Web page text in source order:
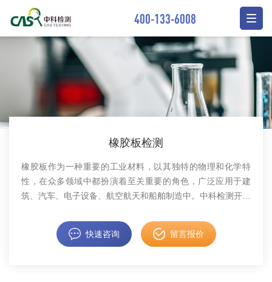
400-133-6008
橡胶板检测
橡胶板作为一种重要的工业材料，以其独特的物理和化学特
性，在众多领域中都扮演着至关重要的角色，广泛应用于建
筑、汽车、电子设备、航空航天和船舶制造中。中科检测开展
快速咨询 留言报价